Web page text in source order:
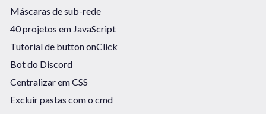
Máscaras de sub-rede
40 projetos em JavaScript
Tutorial de button onClick
Bot do Discord
Centralizar em CSS
Excluir pastas com o cmd